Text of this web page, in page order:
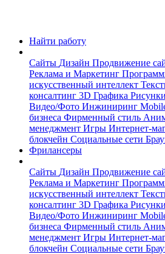
Найти работу
Сайты Дизайн Продвижение
Реклама и Маркетинг
искусственный интеллект
консалтинг 3D Графика
Видео/Фото Инжиниринг
бизнеса Фирменный стиль
менеджмент Игры Интернет-
блокчейн Социальные сети
Фрилансеры
Сайты Дизайн Продвижение
Реклама и Маркетинг
искусственный интеллект
консалтинг 3D Графика
Видео/Фото Инжиниринг
бизнеса Фирменный стиль
менеджмент Игры Интернет-
блокчейн Социальные сети